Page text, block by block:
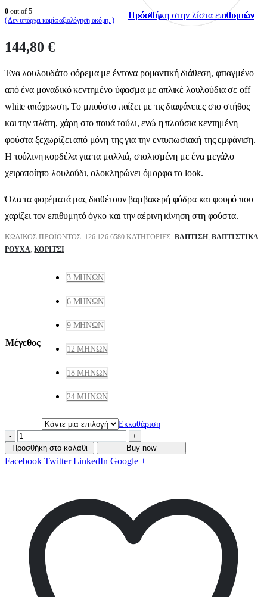
0 out of 5
( Δεν υπάρχει καμία αξιολόγηση ακόμη. )
144,80 €
Ένα λουλουδάτο φόρεμα με έντονα ρομαντική διάθεση, φτιαγμένο
από ένα μοναδικό κεντημένο ύφασμα με απλικέ λουλούδια σε off
white απόχρωση. Το μπούστο παίζει με τις διαφάνειες στο στήθος
και την πλάτη, χάρη στο πουά τούλι, ενώ η πλούσια κεντημένη
φούστα ξεχωρίζει από μόνη της για την εντυπωσιακή της εμφάνιση.
Η τούλινη κορδέλα για τα μαλλιά, στολισμένη με ένα μεγάλο
χειροποίητο λουλούδι, ολοκληρώνει όμορφα το look.
Όλα τα φορέματά μας διαθέτουν βαμβακερή φόδρα και φουρό που
χαρίζει τον επιθυμητό όγκο και την αέρινη κίνηση στη φούστα.
ΚΩΔΙΚΌΣ ΠΡΟΪΌΝΤΟΣ: 126.126.6580 ΚΑΤΗΓΟΡΊΕΣ: ΒΑΠΤΙΣΗ ,ΒΑΠΤΙΣΤΙΚΆ
ΡΟΎΧΑ ,ΚΟΡΊΤΣΙ
Μέγεθος
3 ΜΗΝΏΝ
6 ΜΗΝΏΝ
9 ΜΗΝΏΝ
12 ΜΗΝΏΝ
18 ΜΗΝΏΝ
24 ΜΗΝΏΝ
Εκκαθάριση
-
+
Προσθήκη στο καλάθι
Buy now
Facebook Twitter LinkedIn Google +
Πρόσθήκη στην λίστα επιθυμιών
Πρόσθήκη στην λίστα επιθυμιών
Πρόσθήκη στην λίστα επιθυμιών
Πρόσθήκη στην λίστα επιθυμιών
Πρόσθήκη στην λίστα επιθυμιών
Πρόσθήκη στην λίστα επιθυμιών
Πρόσθήκη στην λίστα επιθυμιών
Πρόσθήκη στην λίστα επιθυμιών
Πρόσθήκη στην λίστα επιθυμιών
Πρόσθήκη στην λίστα επιθυμιών